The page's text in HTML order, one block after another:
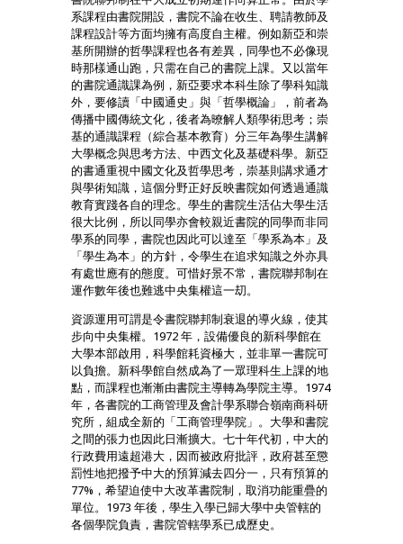
系課程由書院開設，書院不論在收生、聘請教師及
課程設計等方面均擁有高度自主權。例如新亞和崇
基所開辦的哲學課程也各有差異，同學也不必像現
時那樣通山跑，只需在自己的書院上課。又以當年
的書院通識課為例，新亞要求本科生除了學科知識
外，要修讀「中國通史」與「哲學概論」，前者為
傳播中國傳統文化，後者為暸解人類學術思考；崇
基的通識課程（綜合基本教育）分三年為學生講解
大學概念與思考方法、中西文化及基礎科學。新亞
的書通重視中國文化及哲學思考，崇基則講求通才
與學術知識，這個分野正好反映書院如何透過通識
教育實踐各自的理念。學生的書院生活佔大學生活
很大比例，所以同學亦會較親近書院的同學而非同
學系的同學，書院也因此可以達至「學系為本」及
「學生為本」的方針，令學生在追求知識之外亦具
有處世應有的態度。可惜好景不常，書院聯邦制在
運作數年後也難逃中央集權這一刧。
資源運用可謂是令書院聯邦制衰退的導火線，使其
步向中央集權。1972 年，設備優良的新科學館在
大學本部啟用，科學館耗資極大，並非單一書院可
以負擔。新科學館自然成為了一眾理科生上課的地
點，而課程也漸漸由書院主導轉為學院主導。1974
年，各書院的工商管理及會計學系聯合嶺南商科研
究所，組成全新的「工商管理學院」。大學和書院
之間的張力也因此日漸擴大。七十年代初，中大的
行政費用遠超港大，因而被政府批評，政府甚至懲
罰性地把撥予中大的預算減去四分一，只有預算的
77%，希望迫使中大改革書院制，取消功能重疊的
單位。1973 年後，學生入學已歸大學中央管轄的
各個學院負責，書院管轄學系已成歷史。